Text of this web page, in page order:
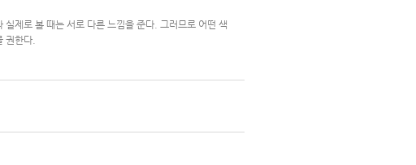
제로 볼 때는 서로 다른 느낌을 준다. 그러므로 어떤 색
권한다.